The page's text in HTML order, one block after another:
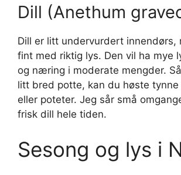
Dill (Anethum
Dill er litt undervurdert innendørs,
fint med riktig lys. Den vil ha mye
og næring i moderate mengder.
litt bred potte, kan du høste
eller poteter. Jeg sår små
frisk dill hele tiden.
Sesong og lys i